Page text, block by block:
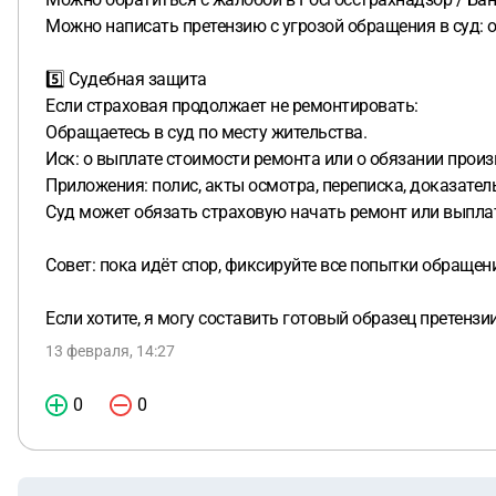
Можно написать претензию с угрозой обращения в суд:
5️⃣ Судебная защита
Если страховая продолжает не ремонтировать:
Обращаетесь в суд по месту жительства.
Иск: о выплате стоимости ремонта или о обязании
Приложения: полис, акты осмотра, переписка,
Суд может обязать страховую начать ремонт или
Совет: пока идёт спор, фиксируйте все попытки
Если хотите, я могу составить готовый образец
13 февраля, 14:27
0 0